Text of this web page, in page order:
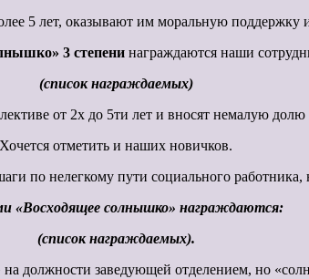
5 лет, оказывают им моральную поддержку
3 степени награждаются наши
(список награждаемых)
от 2х до 5ти лет и вносят немалую долю
Хочется отметить и наших новичков.
по нелегкому пути социального
«Восходящее солнышко» награждаются:
(список награждаемых).
должности заведующей отделением, но